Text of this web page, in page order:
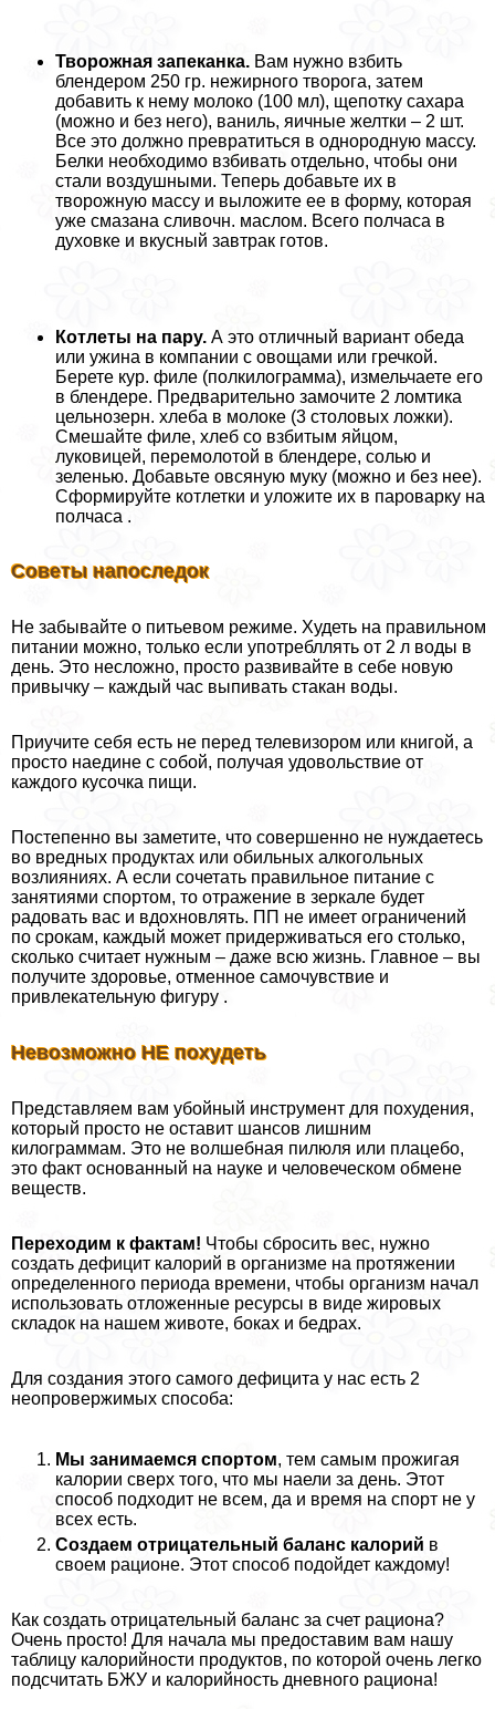
Творожная запеканка. Вам нужно взбить
блендером 250 гр. нежирного творога, затем
добавить к нему молоко (100 мл), щепотку сахара
(можно и без него), ваниль, яичные желтки – 2 шт.
Все это должно превратиться в однородную массу.
Белки необходимо взбивать отдельно, чтобы они
стали воздушными. Теперь добавьте их в
творожную массу и выложите ее в форму, которая
уже смазана сливочн. маслом. Всего полчаса в
духовке и вкусный завтpaк готов.
Котлеты на пару. А это отличный вариант обеда
или ужина в компании с овощами или гречкой.
Берете кур. филе (полкилограмма), измельчаете его
в блендере. Предварительно замочите 2 ломтика
цельнозерн. хлеба в молоке (3 столовых ложки).
Смешайте филе, хлеб со взбитым яйцом,
луковицей, перемолотой в блендере, солью и
зеленью. Добавьте овсяную муку (можно и без нее).
Сформируйте котлетки и уложите их в пароварку на
полчаса .
Советы напоследок
Не забывайте о питьевом режиме. Худеть на правильном
питании можно, только если употрeбллять от 2 л воды в
день. Это несложно, просто развивайте в себе новую
привычку – каждый час выпивать стакан воды.
Приучите себя есть не перед телевизором или книгой, а
просто наедине с собой, получая удовольствие от
каждого кусочка пищи.
Постепенно вы заметите, что совершенно не нуждаетесь
во вредных продуктах или обильных алкогольных
возлияниях. А если сочетать правильное питание с
занятиями спортом, то отражение в зеркале будет
радовать вас и вдохновлять. ПП не имеет ограничений
по срокам, каждый может придерживаться его столько,
сколько считает нужным – даже всю жизнь. Главное – вы
получите здоровье, отменное самочувствие и
привлекательную фигуру .
Невозможно НЕ похудеть
Представляем вам убойный инструмент для похудения,
который просто не оставит шансов лишним
килограммам. Это не волшебная пилюля или плацебо,
это факт основанный на науке и человеческом обмене
веществ.
Переходим к фактам! Чтобы сбросить вес, нужно
создать дефицит калорий в организме на протяжении
определенного периода времени, чтобы организм начал
использовать отложенные ресурсы в виде жировых
складок на нашем животе, боках и бедрах.
Для создания этого самого дефицита у нас есть 2
неопровержимых способа:
Мы занимаемся спортом, тем самым прожигая
калории сверх того, что мы наели за день. Этот
способ подходит не всем, да и время на спорт не у
всех есть.
Создаем отрицательный баланс калорий в
своем рационе. Этот способ подойдет каждому!
Как создать отрицательный баланс за счет рациона?
Очень просто! Для начала мы предоставим вам нашу
таблицу калорийности продуктов, по которой очень легко
подсчитать БЖУ и калорийность дневного рациона!